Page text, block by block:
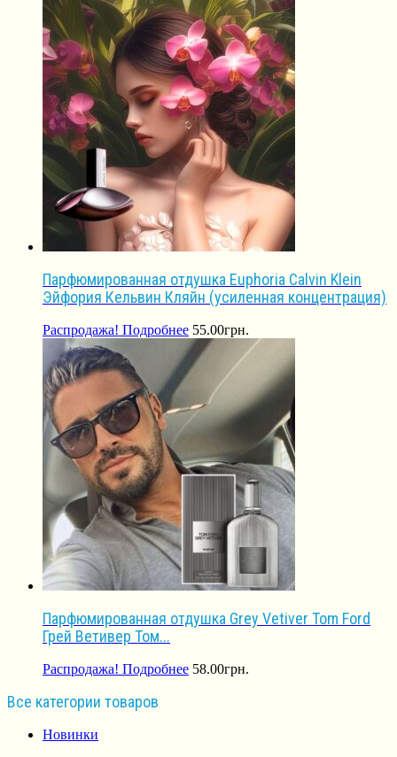
Парфюмированная отдушка Euphoria Calvin Klein
Эйфория Кельвин Кляйн (усиленная концентрация)
Распродажа! Подробнее 55.00грн.
Парфюмированная отдушка Grey Vetiver Tom Ford
Грей Ветивер Том...
Распродажа! Подробнее 58.00грн.
Все категории товаров
Новинки